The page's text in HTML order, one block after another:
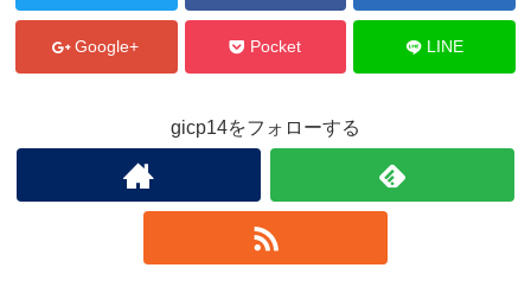
Google+ Pocket LINE
gicp14をフォローする